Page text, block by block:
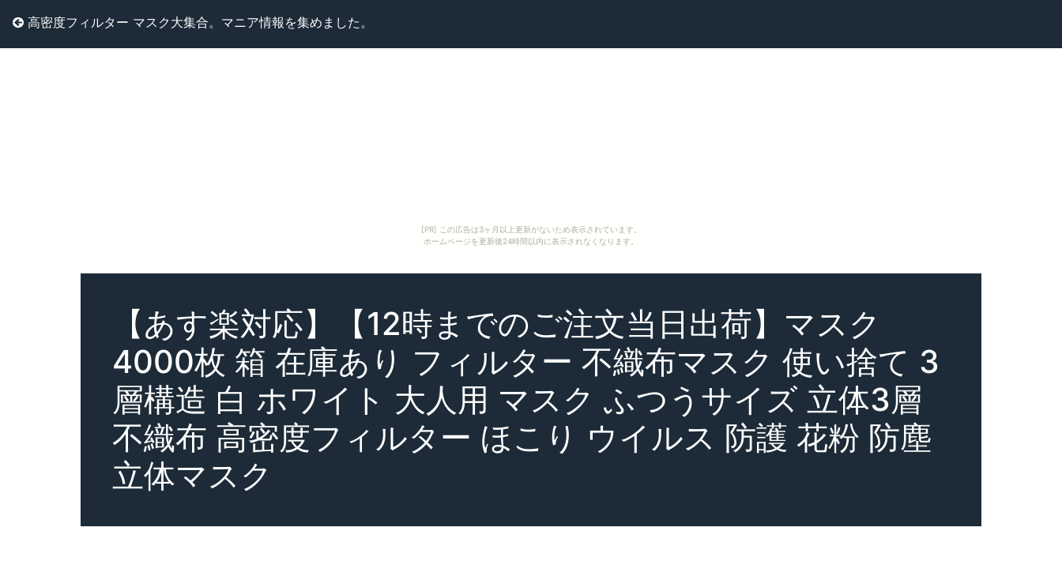
[PR] この広告は3ヶ月以上更新がないため表示されています。
ホームページを更新後24時間以内に表示されなくなります。
高密度フィルター マスク大集合。マニア情報を集めました。
【あす楽対応】【12時までのご注文当日出荷】マスク
4000枚 箱 在庫あり フィルター 不織布マスク 使い捨て 3
層構造 白 ホワイト 大人用 マスク ふつうサイズ 立体3層
不織布 高密度フィルター ほこり ウイルス 防護 花粉 防塵
立体マスク